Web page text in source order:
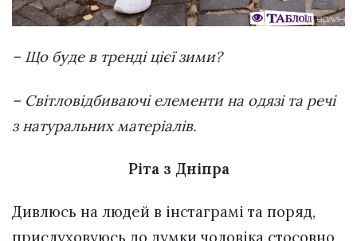
– Що буде в тренді цієї зими?
– Світловідбиваючі елементи на одязі та речі
з натуральних матеріалів.
Ріта з Дніпра
Дивлюсь на людей в інстаграмі та поряд,
прислуховуюсь до думки чоловіка стосовно